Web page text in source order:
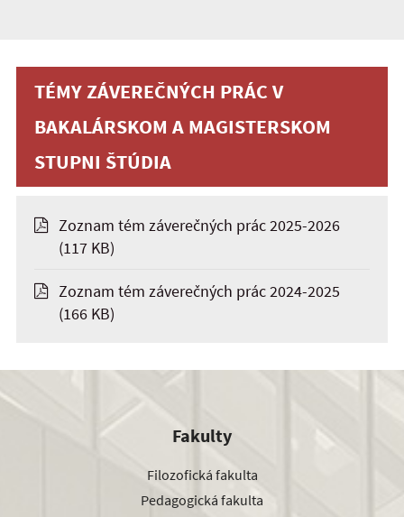
TÉMY ZÁVEREČNÝCH PRÁC V
BAKALÁRSKOM A MAGISTERSKOM
STUPNI ŠTÚDIA
Zoznam tém záverečných prác 2025-2026
(117 KB)
Zoznam tém záverečných prác 2024-2025
(166 KB)
Fakulty
Filozofická fakulta
Pedagogická fakulta